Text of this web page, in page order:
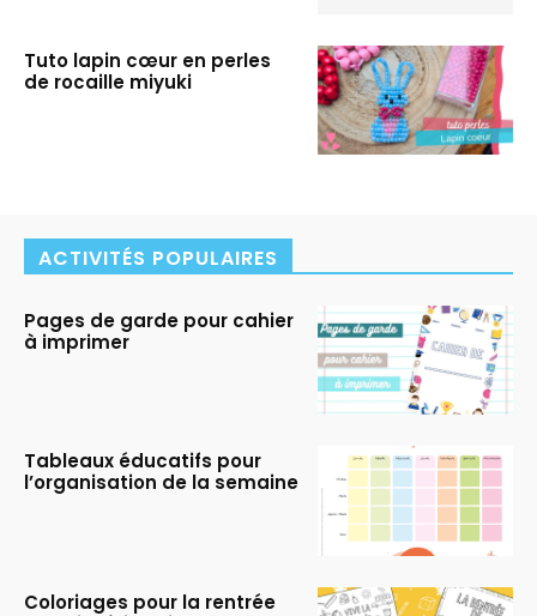
Tuto lapin cœur en perles
de rocaille miyuki
ACTIVITÉS POPULAIRES
Pages de garde pour cahier
à imprimer
Tableaux éducatifs pour
l’organisation de la semaine
Coloriages pour la rentrée